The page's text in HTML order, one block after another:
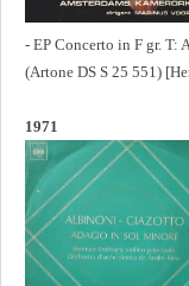
- EP Concerto in F gr. T:
(Artone DS S 25 551)
1971